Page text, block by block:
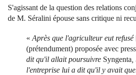
S'agissant de la question des relations
de M. Séralini épouse sans critique ni
«Après que l'agriculteur eut refusé
(prétendument) proposée avec
dit qu'il allait poursuivre Syngenta,
l'entreprise lui a dit qu'il y avait